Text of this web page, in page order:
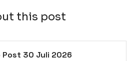
this post
Post 30 Juli 2026